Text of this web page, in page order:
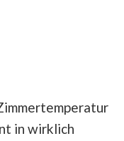
in wirklich